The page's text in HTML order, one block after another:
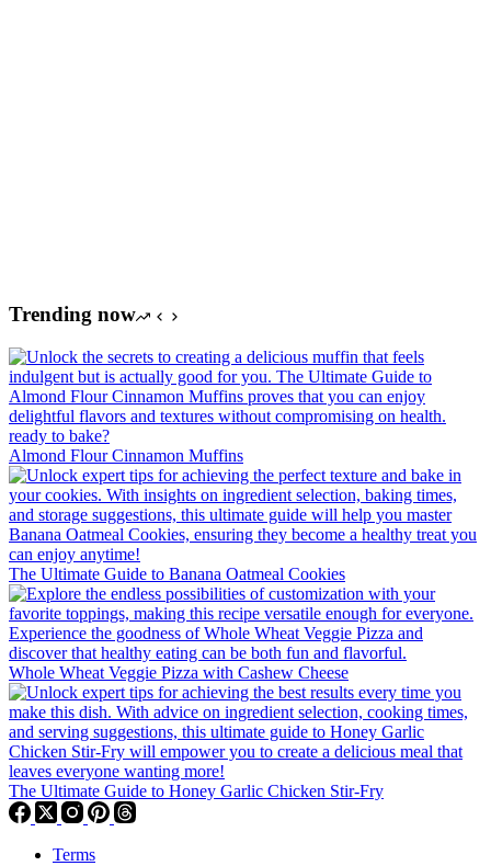
Trending now
Almond Flour Cinnamon Muffins
The Ultimate Guide to Banana Oatmeal Cookies
Whole Wheat Veggie Pizza with Cashew Cheese
The Ultimate Guide to Honey Garlic Chicken Stir-Fry
Terms